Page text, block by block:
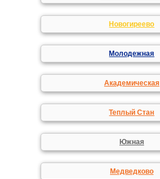
Новогиреево
Молодежная
Академическая
Теплый Стан
Южная
Медведково